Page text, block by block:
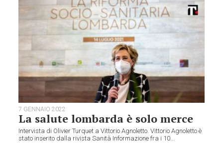
7 GENNAIO 2022
La salute lombarda è solo merce
Intervista di Olivier Turquet a Vittorio Agnoletto. Vittorio Agnoletto è
stato inserito dalla rivista Sanità Informazione fra i 10...